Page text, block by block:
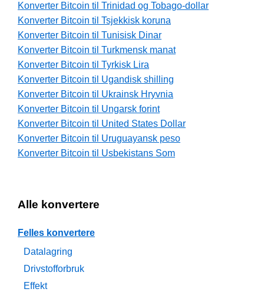
Konverter Bitcoin til Trinidad og Tobago-dollar
Konverter Bitcoin til Tsjekkisk koruna
Konverter Bitcoin til Tunisisk Dinar
Konverter Bitcoin til Turkmensk manat
Konverter Bitcoin til Tyrkisk Lira
Konverter Bitcoin til Ugandisk shilling
Konverter Bitcoin til Ukrainsk Hryvnia
Konverter Bitcoin til Ungarsk forint
Konverter Bitcoin til United States Dollar
Konverter Bitcoin til Uruguayansk peso
Konverter Bitcoin til Usbekistans Som
Alle konvertere
Felles konvertere
Datalagring
Drivstofforbruk
Effekt